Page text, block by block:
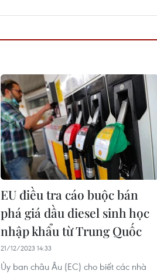
EU điều tra cáo buộc bán
phá giá dầu diesel sinh học
nhập khẩu từ Trung Quốc
21/12/2023 14:33
Ủy ban châu Âu (EC) cho biết các nhà